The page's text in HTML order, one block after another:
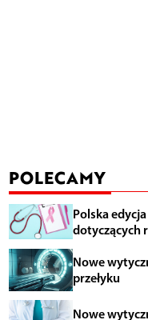
POLECAMY
Polska
dotyczących
Nowe
przełyku
Nowe